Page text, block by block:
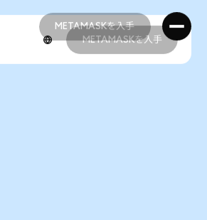
METAMASKを入手
METAMASKを入手
METAMASKを入手